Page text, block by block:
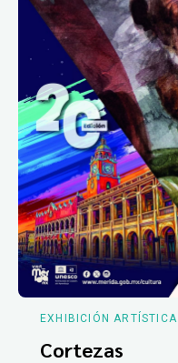
EXHIBICIÓN ARTÍSTICA
Cortezas